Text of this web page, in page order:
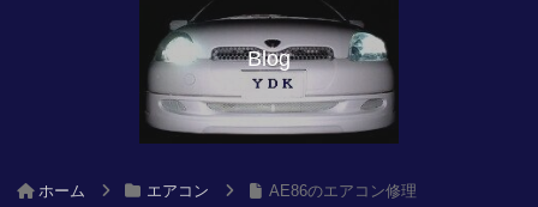
Blog
ホーム エアコン AE86のエアコン修理